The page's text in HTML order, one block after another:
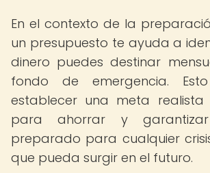
En el contexto de la
un presupuesto te ayuda a
dinero puedes destinar
fondo de emergencia.
establecer una meta realista
para ahorrar y
preparado para cualquier
que pueda surgir en el futuro.